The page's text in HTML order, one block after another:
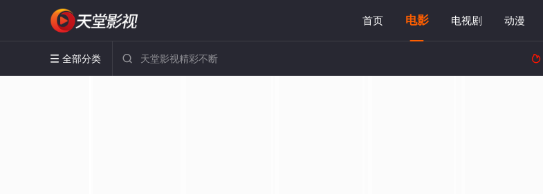
首页 电影 电视剧 动漫
 全部分类  